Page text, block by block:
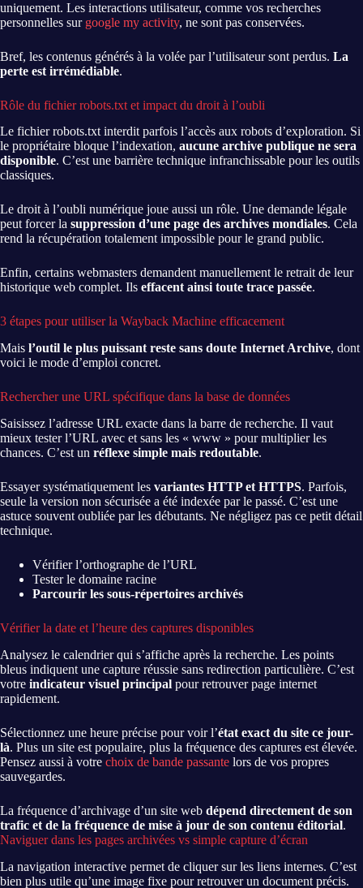
uniquement. Les interactions utilisateur, comme vos recherches
personnelles sur google my activity, ne sont pas conservées.
Bref, les contenus générés à la volée par l’utilisateur sont perdus. La
perte est irrémédiable.
Rôle du fichier robots.txt et impact du droit à l’oubli
Le fichier robots.txt interdit parfois l’accès aux robots d’exploration. Si
le propriétaire bloque l’indexation, aucune archive publique ne sera
disponible. C’est une barrière technique infranchissable pour les outils
classiques.
Le droit à l’oubli numérique joue aussi un rôle. Une demande légale
peut forcer la suppression d’une page des archives mondiales. Cela
rend la récupération totalement impossible pour le grand public.
Enfin, certains webmasters demandent manuellement le retrait de leur
historique web complet. Ils effacent ainsi toute trace passée.
3 étapes pour utiliser la Wayback Machine efficacement
Mais l’outil le plus puissant reste sans doute Internet Archive, dont
voici le mode d’emploi concret.
Rechercher une URL spécifique dans la base de données
Saisissez l’adresse URL exacte dans la barre de recherche. Il vaut
mieux tester l’URL avec et sans les « www » pour multiplier les
chances. C’est un réflexe simple mais redoutable.
Essayer systématiquement les variantes HTTP et HTTPS. Parfois,
seule la version non sécurisée a été indexée par le passé. C’est une
astuce souvent oubliée par les débutants. Ne négligez pas ce petit détail
technique.
Vérifier l’orthographe de l’URL
Tester le domaine racine
Parcourir les sous-répertoires archivés
Vérifier la date et l’heure des captures disponibles
Analysez le calendrier qui s’affiche après la recherche. Les points
bleus indiquent une capture réussie sans redirection particulière. C’est
votre indicateur visuel principal pour retrouver page internet
rapidement.
Sélectionnez une heure précise pour voir l’état exact du site ce jour-
là. Plus un site est populaire, plus la fréquence des captures est élevée.
Pensez aussi à votre choix de bande passante lors de vos propres
sauvegardes.
La fréquence d’archivage d’un site web dépend directement de son
trafic et de la fréquence de mise à jour de son contenu éditorial.
Naviguer dans les pages archivées vs simple capture d’écran
La navigation interactive permet de cliquer sur les liens internes. C’est
bien plus utile qu’une image fixe pour retrouver un document précis.